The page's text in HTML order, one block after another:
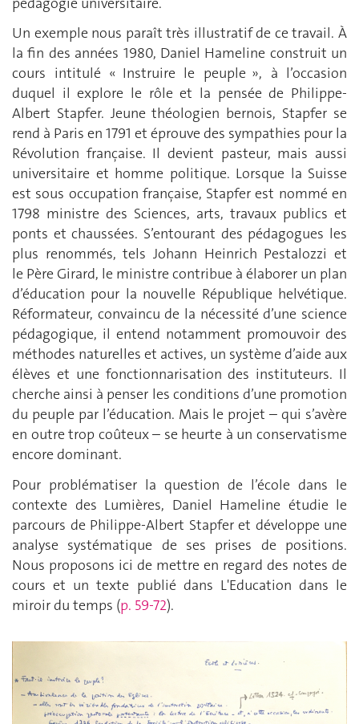
Un exemple nous paraît très illustratif de ce travail. À
la fin des années 1980, Daniel Hameline construit un
cours intitulé « Instruire le peuple », à l’occasion
duquel il explore le rôle et la pensée de Philippe-
Albert Stapfer. Jeune théologien bernois, Stapfer se
rend à Paris en 1791 et éprouve des sympathies pour la
Révolution française. Il devient pasteur, mais aussi
universitaire et homme politique. Lorsque la Suisse
est sous occupation française, Stapfer est nommé en
1798 ministre des Sciences, arts, travaux publics et
ponts et chaussées. S’entourant des pédagogues les
plus renommés, tels Johann Heinrich Pestalozzi et
le Père Girard, le ministre contribue à élaborer un plan
d’éducation pour la nouvelle République helvétique.
Réformateur, convaincu de la nécessité d’une science
pédagogique, il entend notamment promouvoir des
méthodes naturelles et actives, un système d’aide aux
élèves et une fonctionnarisation des instituteurs. Il
cherche ainsi à penser les conditions d’une promotion
du peuple par l’éducation. Mais le projet – qui s’avère
en outre trop coûteux – se heurte à un conservatisme
encore dominant.
Pour problématiser la question de l’école dans le
contexte des Lumières, Daniel Hameline étudie le
parcours de Philippe-Albert Stapfer et développe une
analyse systématique de ses prises de positions.
Nous proposons ici de mettre en regard des notes de
cours et un texte publié dans L'Education dans le
miroir du temps (p. 59-72).